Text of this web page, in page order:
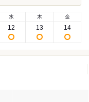
水
12
木
13
金
14